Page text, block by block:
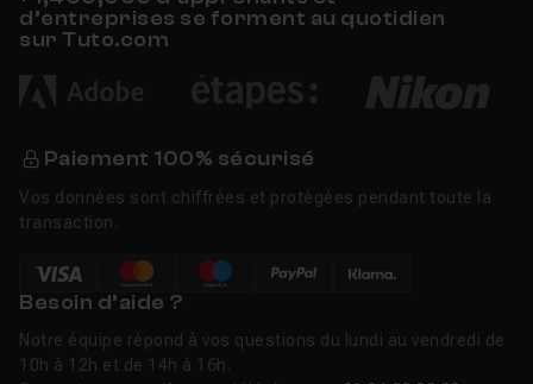
d’entreprises se forment au quotidien
sur Tuto.com
Paiement 100% sécurisé
Vos données sont chiffrées et protégées pendant toute la
transaction.
Besoin d’aide ?
Notre équipe répond à vos questions du lundi au vendredi de
10h à 12h et de 14h à 16h.